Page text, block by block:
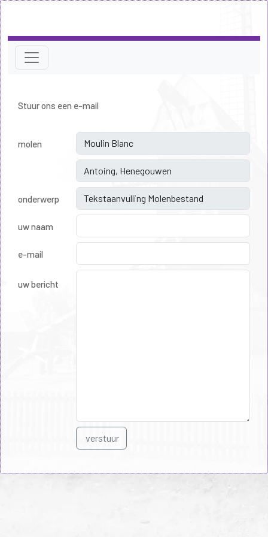
Stuur ons een e-mail
molen
onderwerp
uw naam
e-mail
uw bericht